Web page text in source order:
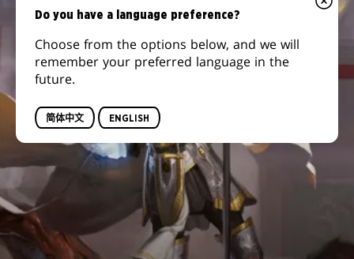
Do you have a language preference?
Choose from the options below, and we will
remember your preferred language in the
future.
简体中文 ENGLISH